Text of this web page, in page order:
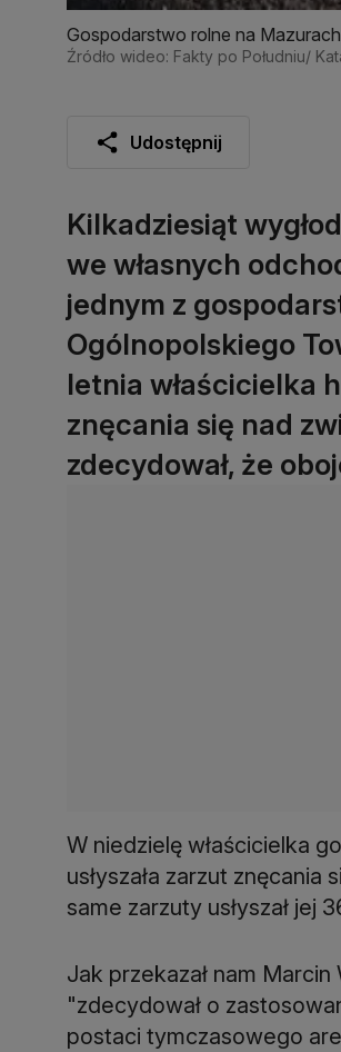
Gospodarstwo rolne na
którego nigdy nie widziałem"
Źródło wideo: Fakty po Południu/
Udostępnij
Kilkadziesiąt
we własnych
jednym z
Ogólnopolskiego
letnia właścicielka
znęcania się nad
zdecydował, że
W niedzielę właścicielka
usłyszała zarzut
same zarzuty usłyszał jej
Jak przekazał nam
"zdecydował o
postaci tymczasowego